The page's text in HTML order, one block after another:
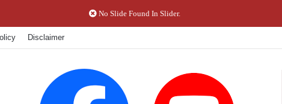
No Slide Found In Slider.
Disclaimer